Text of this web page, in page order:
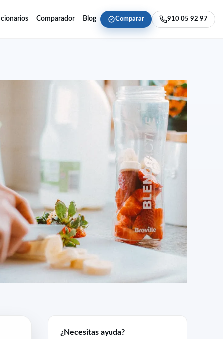
Comparador Blog Comparar 910 05 92 97
¿Necesitas ayuda?